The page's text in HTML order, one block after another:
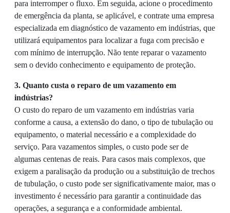
para interromper o fluxo. Em seguida, acione o procedimento
de emergência da planta, se aplicável, e contrate uma empresa
especializada em diagnóstico de vazamento em indústrias, que
utilizará equipamentos para localizar a fuga com precisão e
com mínimo de interrupção. Não tente reparar o vazamento
sem o devido conhecimento e equipamento de proteção.
3. Quanto custa o reparo de um vazamento em
indústrias?
O custo do reparo de um vazamento em indústrias varia
conforme a causa, a extensão do dano, o tipo de tubulação ou
equipamento, o material necessário e a complexidade do
serviço. Para vazamentos simples, o custo pode ser de
algumas centenas de reais. Para casos mais complexos, que
exigem a paralisação da produção ou a substituição de trechos
de tubulação, o custo pode ser significativamente maior, mas o
investimento é necessário para garantir a continuidade das
operações, a segurança e a conformidade ambiental.